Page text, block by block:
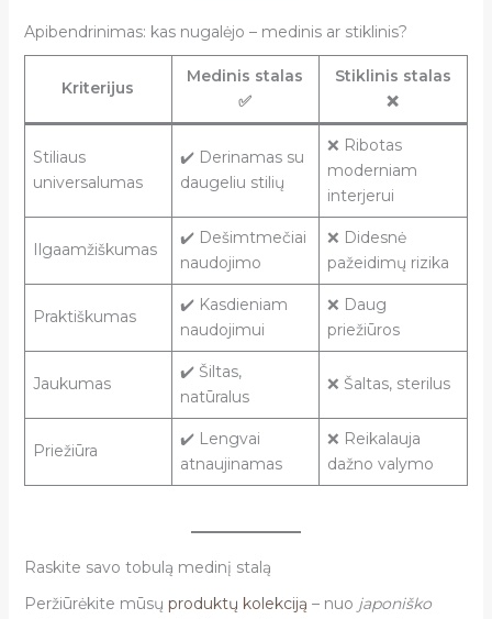
Apibendrinimas: kas nugalėjo – medinis ar stiklinis?
Kriterijus
Medinis stalas
✅
Stiklinis stalas
❌
Stiliaus
universalumas
✔️ Derinamas su
daugeliu stilių
❌ Ribotas
moderniam
interjerui
Ilgaamžiškumas
✔️ Dešimtmečiai
naudojimo
❌ Didesnė
pažeidimų rizika
Praktiškumas
✔️ Kasdieniam
naudojimui
❌ Daug
priežiūros
Jaukumas
✔️ Šiltas,
natūralus
❌ Šaltas, sterilus
Priežiūra
✔️ Lengvai
atnaujinamas
❌ Reikalauja
dažno valymo
Raskite savo tobulą medinį stalą
Peržiūrėkite mūsų produktų kolekciją – nuo japoniško